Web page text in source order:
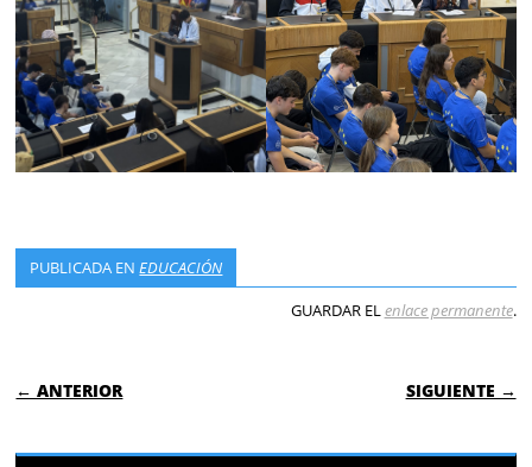
PUBLICADA ENEDUCACIÓN
GUARDAR ELenlace permanente.
NAVEGACIÓN DE ENTRADAS
← ANTERIOR SIGUIENTE →